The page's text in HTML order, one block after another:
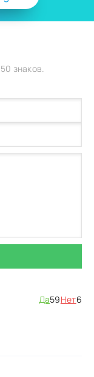
знаков.
Да59Нет6